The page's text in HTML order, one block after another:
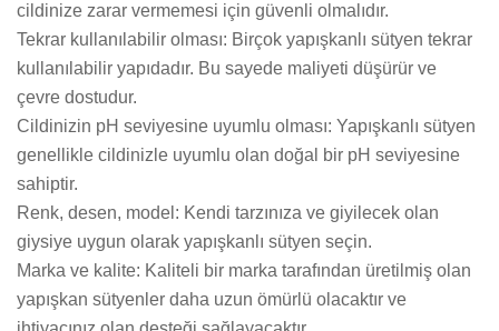
cildinize zarar vermemesi için güvenli olmalıdır.
Tekrar kullanılabilir olması: Birçok yapışkanlı sütyen tekrar
kullanılabilir yapıdadır. Bu sayede maliyeti düşürür ve
çevre dostudur.
Cildinizin pH seviyesine uyumlu olması: Yapışkanlı sütyen
genellikle cildinizle uyumlu olan doğal bir pH seviyesine
sahiptir.
Renk, desen, model: Kendi tarzınıza ve giyilecek olan
giysiye uygun olarak yapışkanlı sütyen seçin.
Marka ve kalite: Kaliteli bir marka tarafından üretilmiş olan
yapışkan sütyenler daha uzun ömürlü olacaktır ve